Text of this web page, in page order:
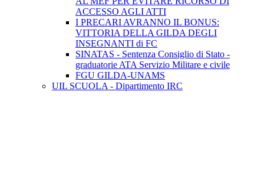
ACCESSO AGLI ATTI
I PRECARI AVRANNO IL BONUS:
VITTORIA DELLA GILDA DEGLI
INSEGNANTI di FC
SINATAS - Sentenza Consiglio di Stato -
graduatorie ATA Servizio Militare e civile
FGU GILDA-UNAMS
UIL SCUOLA - Dipartimento IRC